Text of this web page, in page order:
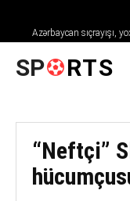
Azərbaycan sıçrayışı,
2026/27
SP RTS
“Neftçi”